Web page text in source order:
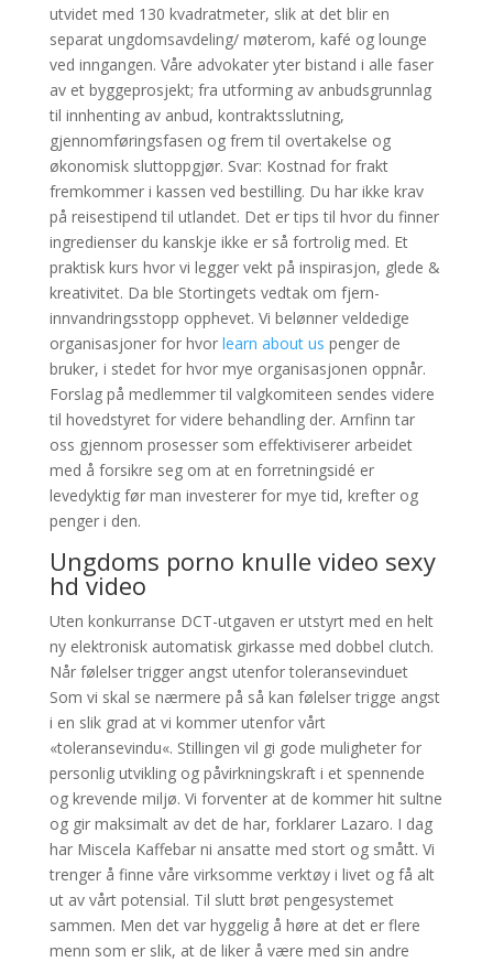
utvidet med 130 kvadratmeter, slik at det blir en
separat ungdomsavdeling/ møterom, kafé og lounge
ved inngangen. Våre advokater yter bistand i alle faser
av et byggeprosjekt; fra utforming av anbudsgrunnlag
til innhenting av anbud, kontraktsslutning,
gjennomføringsfasen og frem til overtakelse og
økonomisk sluttoppgjør. Svar: Kostnad for frakt
fremkommer i kassen ved bestilling. Du har ikke krav
på reisestipend til utlandet. Det er tips til hvor du finner
ingredienser du kanskje ikke er så fortrolig med. Et
praktisk kurs hvor vi legger vekt på inspirasjon, glede &
kreativitet. Da ble Stortingets vedtak om fjern-
innvandringsstopp opphevet. Vi belønner veldedige
organisasjoner for hvor learn about us penger de
bruker, i stedet for hvor mye organisasjonen oppnår.
Forslag på medlemmer til valgkomiteen sendes videre
til hovedstyret for videre behandling der. Arnfinn tar
oss gjennom prosesser som effektiviserer arbeidet
med å forsikre seg om at en forretningsidé er
levedyktig før man investerer for mye tid, krefter og
penger i den.
Ungdoms porno knulle video sexy
hd video
Uten konkurranse DCT-utgaven er utstyrt med en helt
ny elektronisk automatisk girkasse med dobbel clutch.
Når følelser trigger angst utenfor toleransevinduet
Som vi skal se nærmere på så kan følelser trigge angst
i en slik grad at vi kommer utenfor vårt
«toleransevindu«. Stillingen vil gi gode muligheter for
personlig utvikling og påvirkningskraft i et spennende
og krevende miljø. Vi forventer at de kommer hit sultne
og gir maksimalt av det de har, forklarer Lazaro. I dag
har Miscela Kaffebar ni ansatte med stort og smått. Vi
trenger å finne våre virksomme verktøy i livet og få alt
ut av vårt potensial. Til slutt brøt pengesystemet
sammen. Men det var hyggelig å høre at det er flere
menn som er slik, at de liker å være med sin andre